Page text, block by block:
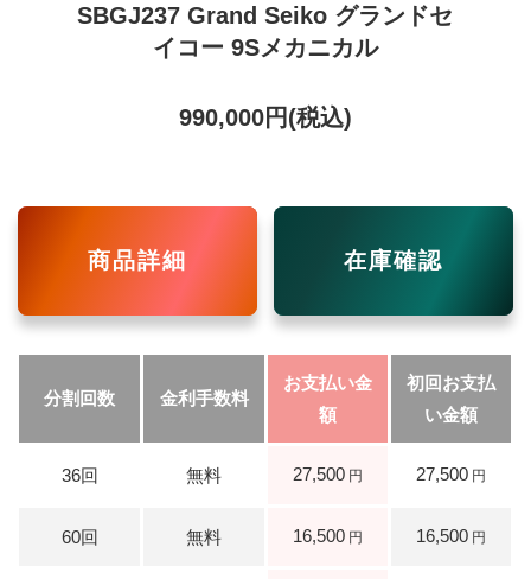
SBGJ237 Grand Seiko グランドセ
イコー 9Sメカニカル
990,000円(税込)
商品詳細 在庫確認
27,500 27,500
16,500 16,500